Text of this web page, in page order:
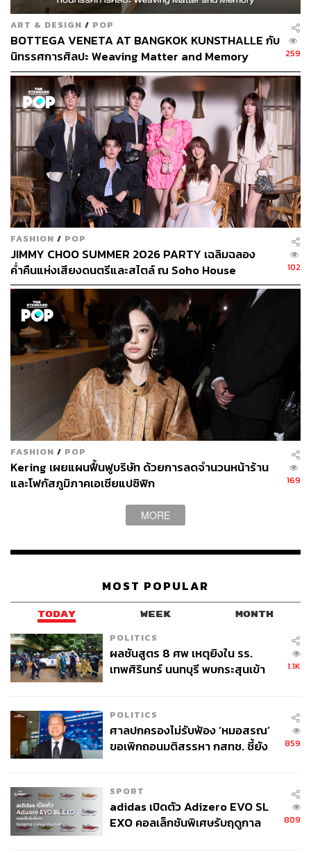
ART & DESIGN / POP
BOTTEGA VENETA AT BANGKOK KUNSTHALLE กับ
นิทรรศการศิลปะ Weaving Matter and Memory
259
FASHION / POP
JIMMY CHOO SUMMER 2026 PARTY เฉลิมฉลอง
ค่ำคืนแห่งเสียงดนตรีและสไตล์ ณ Soho House
102
FASHION / POP
Kering เผยแผนฟื้นฟูบริษัท ด้วยการลดจำนวนหน้าร้าน
และโฟกัสภูมิภาคเอเชียแปซิฟิก
169
MORE
MOST POPULAR
TODAY WEEK MONTH
POLITICS
ผลชันสูตร 8 ศพ เหตุยิงใน รร.
เทพศิรินทร์ นนทบุรี พบกระสุนเข้า
1.1K
POLITICS
ศาลปกครองไม่รับฟ้อง ‘หมอสรณ’
ขอเพิกถอนมติสรรหา กสทช. ชี้ยัง
859
SPORT
adidas เปิดตัว Adizero EVO SL
EXO คอลเล็กชันพิเศษรับฤดูกาล
809